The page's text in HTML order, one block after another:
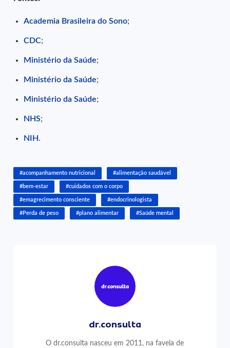
Academia Brasileira do Sono;
CDC;
Ministério da Saúde;
Ministério da Saúde;
Ministério da Saúde;
NHS;
NIH .
#acompanhamento nutricional #alimentação saudável
#bem-estar #cuidados com o corpo
#emagrecimento consciente #endocrinologista
#Perda de peso #plano alimentar #Saúde mental
dr.consulta
O dr.consulta nasceu em 2011, na favela de